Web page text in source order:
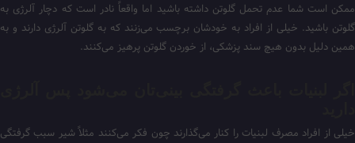
ممکن است شما عدم تحمل گلوتن داشته باشید اما واقعاً نادر است که دچار آلرژی به
گلوتن باشید. خیلی از افراد به خودشان برچسب می‌زنند که به گلوتن آلرژی دارند و به
همین دلیل بدون هیچ سند پزشکی، از خوردن گلوتن پرهیز می‌کنند.
خیلی از افراد مصرف لبنیات را کنار می‌گذارند چون فکر می‌کنند مثلاً شیر سبب گرفتگی